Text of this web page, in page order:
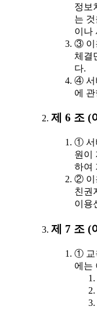
정보
는
이나
③ 이
체결
다.
④ 서
에
제 6 조 (
① 서
원이
하여
② 이
친권
이용
제 7 조 (
① 교
에는